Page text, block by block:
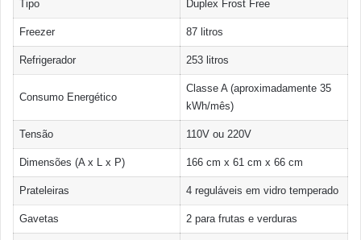
Tipo Duplex Frost Free
Freezer 87 litros
Refrigerador 253 litros
Consumo Energético
Classe A (aproximadamente 35
kWh/mês)
Tensão 110V ou 220V
Dimensões (A x L x P) 166 cm x 61 cm x 66 cm
Prateleiras 4 reguláveis em vidro temperado
Gavetas 2 para frutas e verduras